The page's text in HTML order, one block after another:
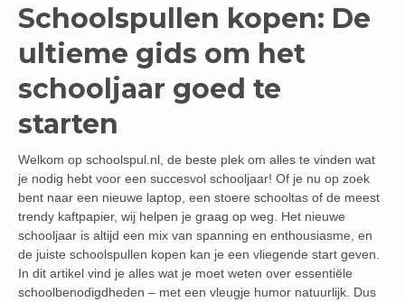
Schoolspullen kopen: De
ultieme gids om het
schooljaar goed te
starten
Welkom op schoolspul.nl, de beste plek om alles te vinden wat
je nodig hebt voor een succesvol schooljaar! Of je nu op zoek
bent naar een nieuwe laptop, een stoere schooltas of de meest
trendy kaftpapier, wij helpen je graag op weg. Het nieuwe
schooljaar is altijd een mix van spanning en enthousiasme, en
de juiste schoolspullen kopen kan je een vliegende start geven.
In dit artikel vind je alles wat je moet weten over essentiële
schoolbenodigdheden – met een vleugje humor natuurlijk. Dus